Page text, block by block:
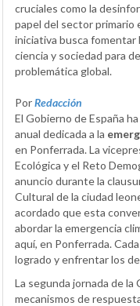
cruciales como la
papel del sector primario
iniciativa busca fomentar
ciencia y sociedad para
problemática global.
PorRedacción
El Gobierno de España
anual dedicada a la
en Ponferrada. La
Ecológica y el Reto
anuncio durante la
Cultural de la ciudad
acordado que esta
abordar la emergencia
aquí, en Ponferrada.
logrado y enfrentar los
La segunda jornada de
mecanismos de